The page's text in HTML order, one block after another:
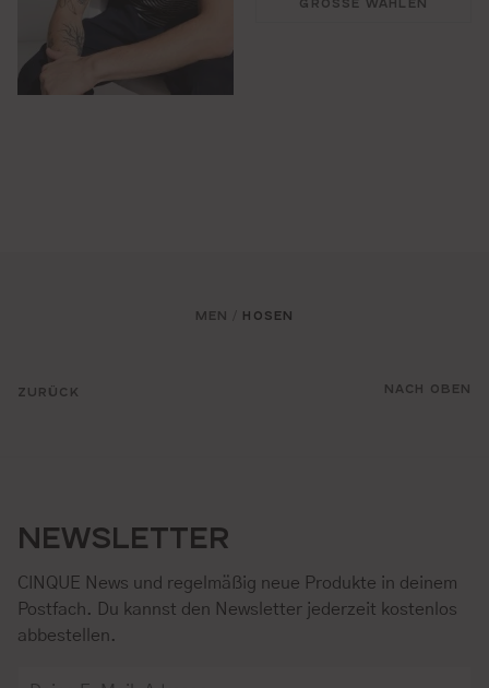
ZURÜCK
MEN HOSEN
NACH OBEN
NEWSLETTER
CINQUE News und regelmäßig neue Produkte in deinem
Postfach. Du kannst den Newsletter jederzeit kostenlos
abbestellen.